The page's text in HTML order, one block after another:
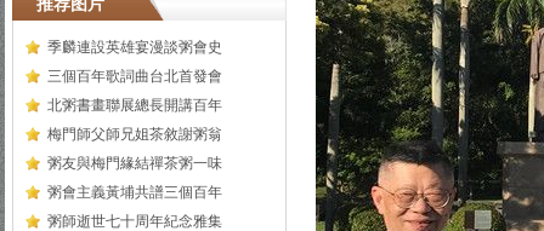
季麟連設英雄宴漫談粥會史
三個百年歌詞曲台北首發會
北粥書畫聯展總長開講百年
梅門師父師兄姐茶敘謝粥翁
粥友與梅門緣結禪茶粥一味
粥會主義黃埔共譜三個百年
粥師逝世七十周年紀念雅集